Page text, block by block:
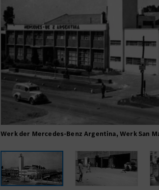
Werk der Mercedes-Benz Argentina, Werk San